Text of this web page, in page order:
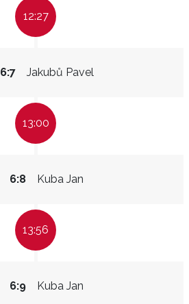
12:27
Jakubů Pavel
6:7
13:00
Kuba Jan
6:8
13:56
Kuba Jan
6:9